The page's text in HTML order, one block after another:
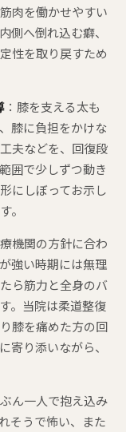
肉を働かせやすい
側へ倒れ込む癖、
性を取り戻すため
：膝を支える太も
膝に負担をかけな
夫などを、回復段
囲で少しずつ動き
にしぼってお示し
。
機関の方針に合わ
強い時期には無理
ら筋力と全身のバ
。当院は柔道整復
膝を痛めた方の回
寄り添いながら、
ん一人で抱え込み
そうで怖い、また